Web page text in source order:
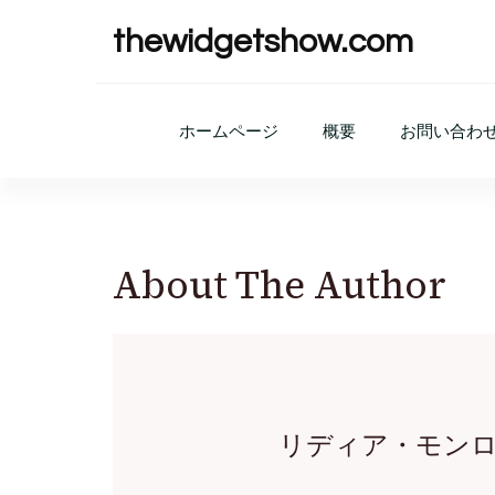
thewidgetshow.com
ホームページ 概要 お問い合わ
About The Author
リディア・モン